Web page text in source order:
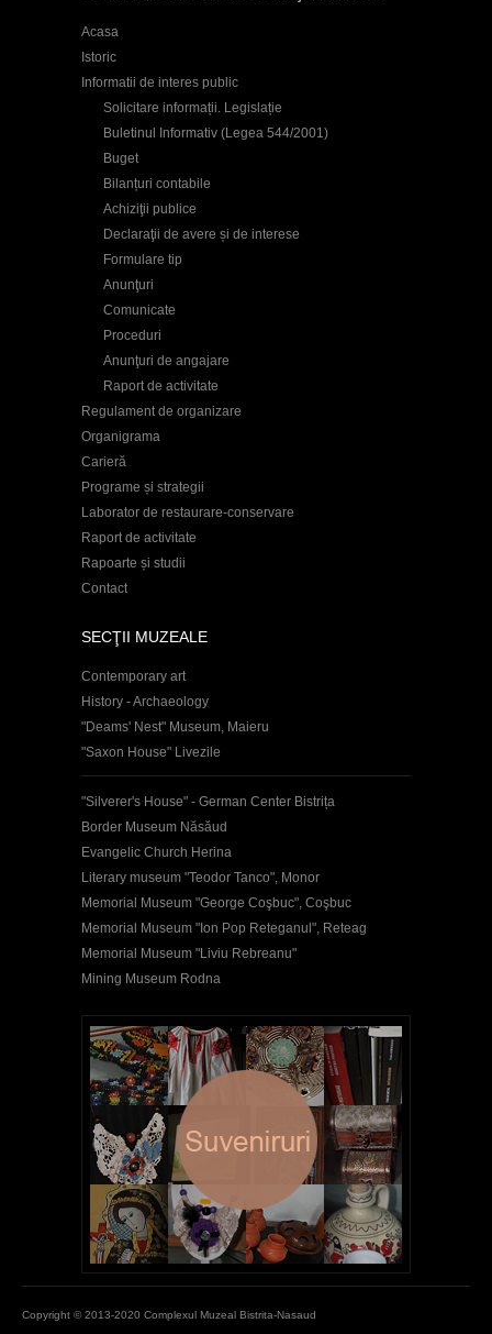
Acasa
Istoric
Informatii de interes public
Solicitare informații. Legislație
Buletinul Informativ (Legea 544/2001)
Buget
Bilanțuri contabile
Achiziţii publice
Declaraţii de avere și de interese
Formulare tip
Anunţuri
Comunicate
Proceduri
Anunţuri de angajare
Raport de activitate
Regulament de organizare
Organigrama
Carieră
Programe și strategii
Laborator de restaurare-conservare
Raport de activitate
Rapoarte și studii
Contact
SECŢII MUZEALE
Contemporary art
History - Archaeology
"Deams' Nest" Museum, Maieru
"Saxon House" Livezile
"Silverer's House" - German Center Bistrița
Border Museum Năsăud
Evangelic Church Herina
Literary museum "Teodor Tanco", Monor
Memorial Museum "George Coşbuc", Coşbuc
Memorial Museum "Ion Pop Reteganul", Reteag
Memorial Museum "Liviu Rebreanu"
Mining Museum Rodna
Copyright © 2013-2020 Complexul Muzeal Bistrita-Nasaud